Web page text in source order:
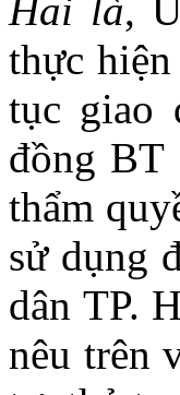
Hai là,
thực
tục giao
đồng BT
thẩm
sử dụng
dân TP.
nêu trên